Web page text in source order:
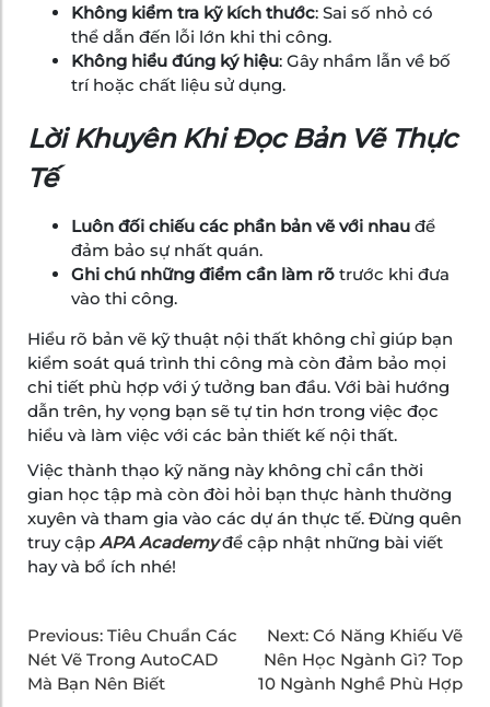
Không kiểm tra kỹ kích thước: Sai số nhỏ có
thể dẫn đến lỗi lớn khi thi công.
Không hiểu đúng ký hiệu: Gây nhầm lẫn về bố
trí hoặc chất liệu sử dụng.
Lời Khuyên Khi Đọc Bản Vẽ Thực
Tế
Luôn đối chiếu các phần bản vẽ với nhau để
đảm bảo sự nhất quán.
Ghi chú những điểm cần làm rõ trước khi đưa
vào thi công.
Hiểu rõ bản vẽ kỹ thuật nội thất không chỉ giúp bạn
kiểm soát quá trình thi công mà còn đảm bảo mọi
chi tiết phù hợp với ý tưởng ban đầu. Với bài hướng
dẫn trên, hy vọng bạn sẽ tự tin hơn trong việc đọc
hiểu và làm việc với các bản thiết kế nội thất.
Việc thành thạo kỹ năng này không chỉ cần thời
gian học tập mà còn đòi hỏi bạn thực hành thường
xuyên và tham gia vào các dự án thực tế. Đừng quên
truy cập APA Academyđể cập nhật những bài viết
hay và bổ ích nhé!
Previous: Tiêu Chuẩn Các
Nét Vẽ Trong AutoCAD
Mà Bạn Nên Biết
Next: Có Năng Khiếu Vẽ
Nên Học Ngành Gì? Top
10 Ngành Nghề Phù Hợp